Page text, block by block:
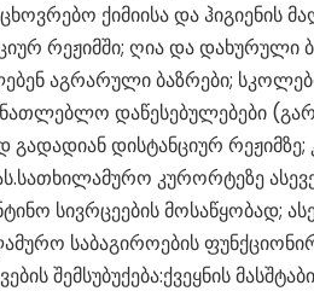
ქიმიისა და ჰიგიენის
რეჟიმში; ღია და დახურული
აგრარული ბაზრები;
დაწესებულებები
დისტანციურ რეჟიმზე;
კურორტეზე
სივრცეების მოსაწყობად;
საბაგიროების
შემსუბუქება:ქვეყნის